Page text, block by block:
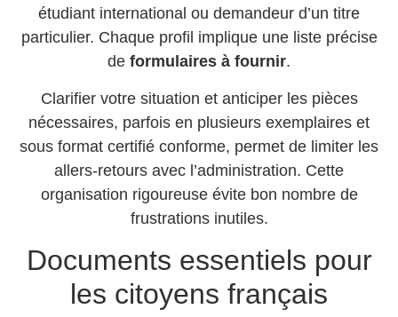
étudiant international ou demandeur d’un titre
particulier. Chaque profil implique une liste précise
de formulaires à fournir.
Clarifier votre situation et anticiper les pièces
nécessaires, parfois en plusieurs exemplaires et
sous format certifié conforme, permet de limiter les
allers-retours avec l’administration. Cette
organisation rigoureuse évite bon nombre de
frustrations inutiles.
Documents essentiels pour
les citoyens français